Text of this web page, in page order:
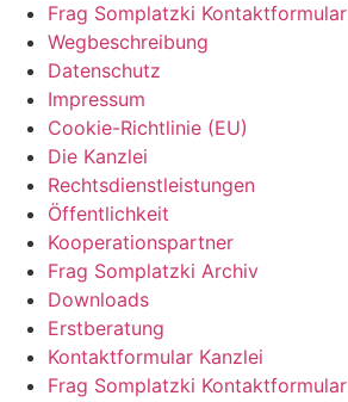
Frag Somplatzki Kontaktformular
Wegbeschreibung
Datenschutz
Impressum
Cookie-Richtlinie (EU)
Die Kanzlei
Rechtsdienstleistungen
Öffentlichkeit
Kooperationspartner
Frag Somplatzki Archiv
Downloads
Erstberatung
Kontaktformular Kanzlei
Frag Somplatzki Kontaktformular